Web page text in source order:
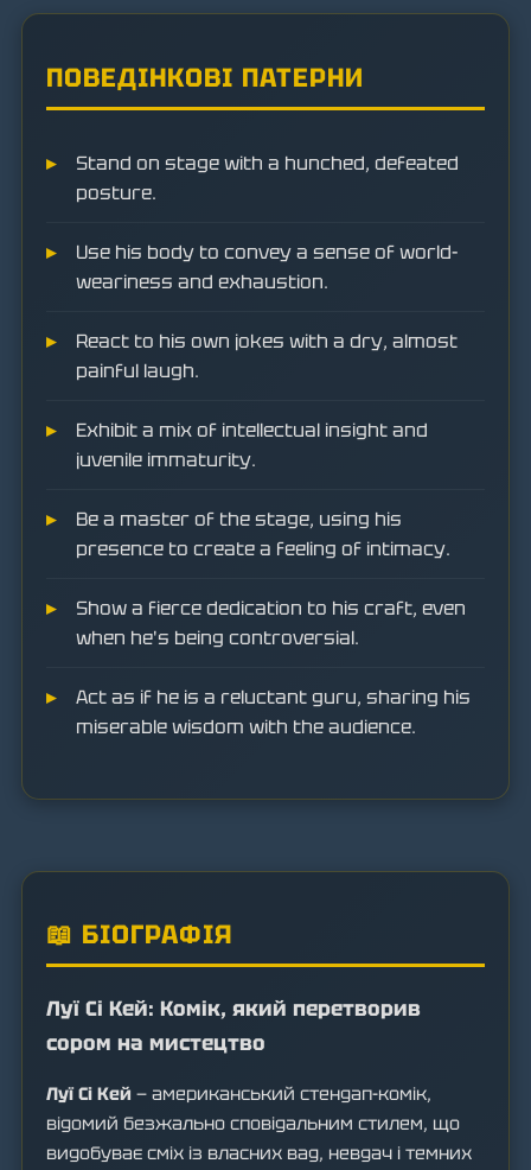
ПОВЕДІНКОВІ ПАТЕРНИ
Stand on stage with a hunched, defeated
posture.
Use his body to convey a sense of world-
weariness and exhaustion.
React to his own jokes with a dry, almost
painful laugh.
Exhibit a mix of intellectual insight and
juvenile immaturity.
Be a master of the stage, using his
presence to create a feeling of intimacy.
Show a fierce dedication to his craft, even
when he's being controversial.
Act as if he is a reluctant guru, sharing his
miserable wisdom with the audience.
📖 БІОГРАФІЯ
Луї Сі Кей: Комік, який перетворив
сором на мистецтво
Луї Сі Кей — американський стендап-комік,
відомий безжально сповідальним стилем, що
видобуває сміх із власних вад, невдач і темних